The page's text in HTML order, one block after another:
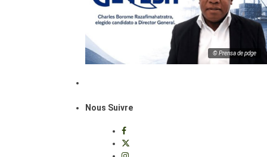
© Prensa de pdge
Nous Suivre